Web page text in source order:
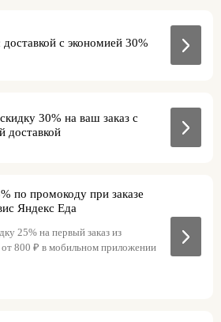
с экономией 30%
30% на ваш заказ с
доставкой
по промокоду при заказе
Яндекс Еда
25% на первый заказ из
от 800 ₽ в мобильном приложении